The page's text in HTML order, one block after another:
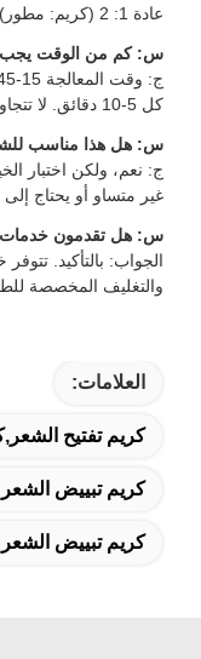
عادة 1: 2 (كريم: مطور).
س: كم من الوقت يجب
كل 5-10 دقائق. لا تتجاوز 50 دقيقة إجمالا.
س: هل هذا مناسب
ج: نعم، ولكن اختبار
غير متساو أو يحتاج إلى
س: هل تقدمون خدمات OEM / ODM؟
الجواب: بالتأكيد. تتوفر
والتغليف المخصصة
العلامات:
كريم تفتيح
كريم تبييض الشعر
كريم تبييض الشعر